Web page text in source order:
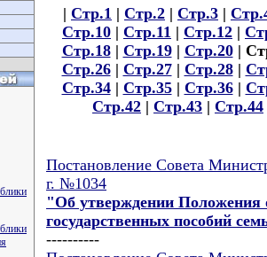
| Стр.1 | Стр.2 | Стр.3 |
Стр.10 | Стр.11 | Стр.12 |
Стр.18| Стр.19| Стр.20|
Стр.26| Стр.27| Стр.28|
Стр.34| Стр.35| Стр.36|
Стр.42 | Стр.43 | Стр.44
Постановление Совета
г. №1034
"Об утверждении Положения
государственных пособий
----------